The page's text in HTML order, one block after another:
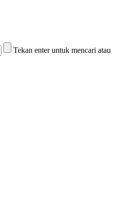
Tekan enter untuk mencari atau